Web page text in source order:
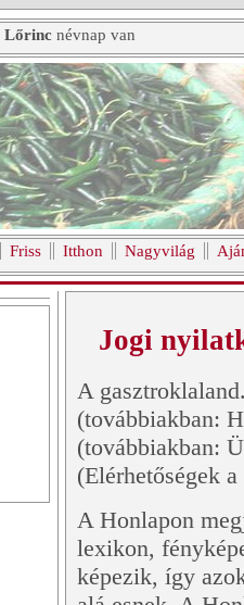
Lőrinc névnap van
Friss Itthon Nagyvilág
Jogi
A
(továbbiakban:
(továbbiakban:
(Elérhetőségek
A Honlapon
lexikon,
képezik, így